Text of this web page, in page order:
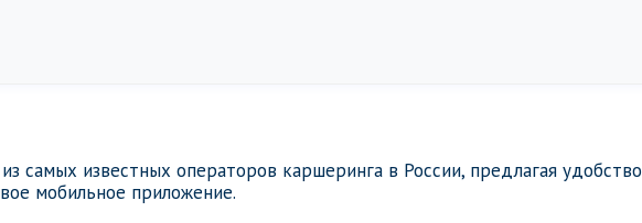
самых известных операторов каршеринга в России, предлагая удобство
мобильное приложение.